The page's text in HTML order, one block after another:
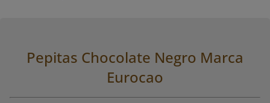
Pepitas Chocolate Negro Marca
Eurocao